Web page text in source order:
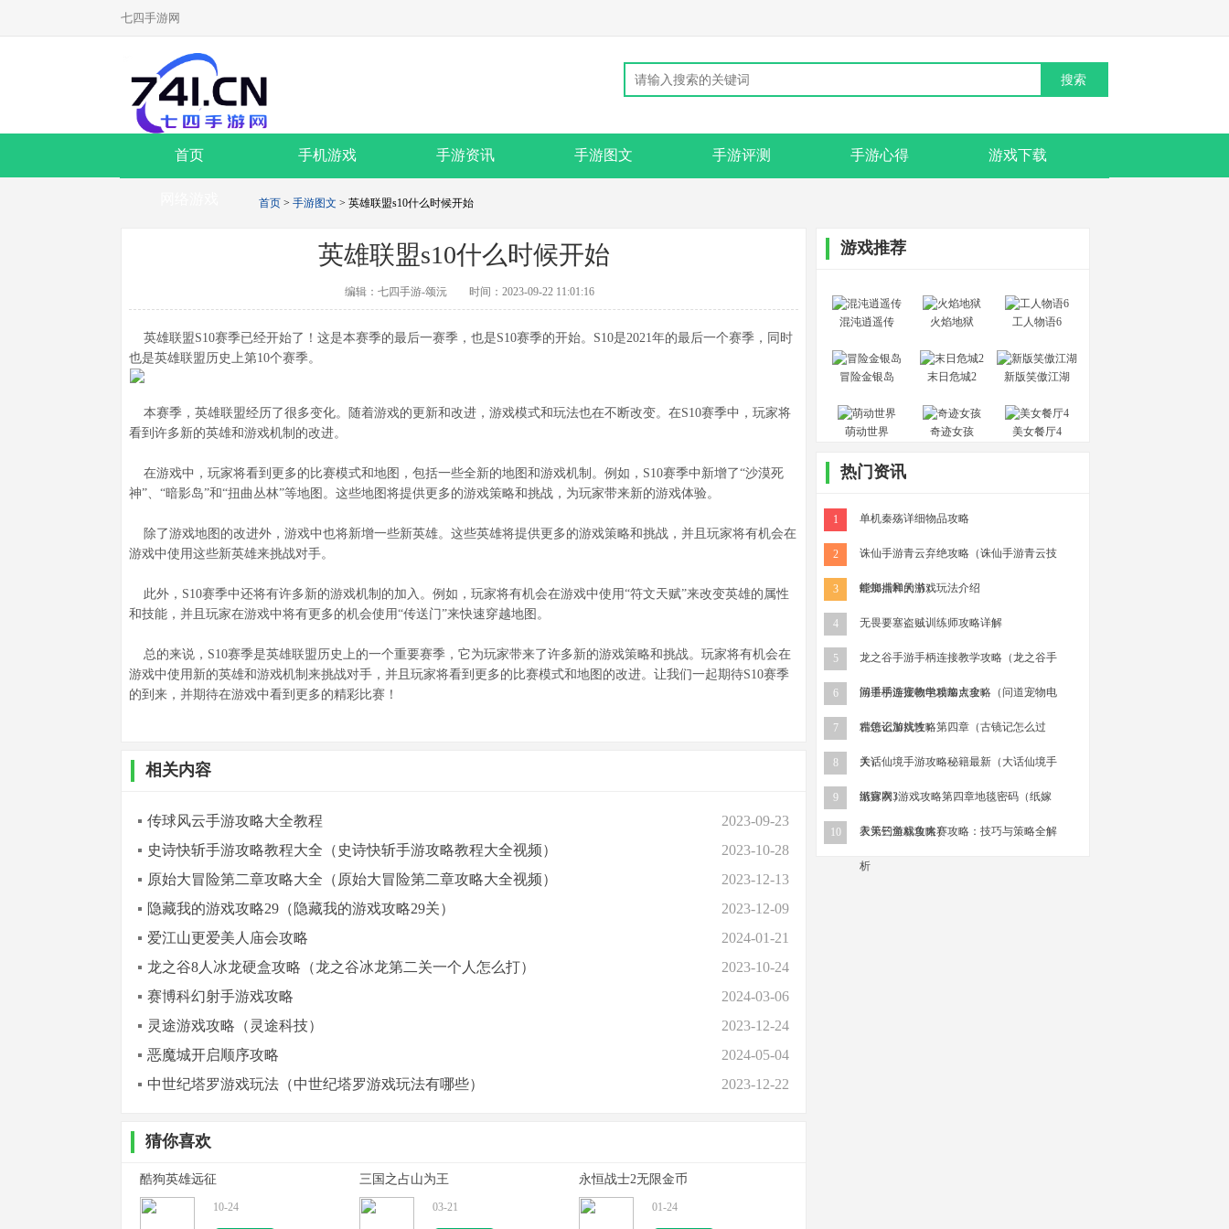
七四手游网
首页 手机游戏 手游资讯 手游图文 手游评测 手游心得 游戏下载
首页 > 手游图文 > 英雄联盟s10什么时候开始
英雄联盟s10什么时候开始
编辑：七四手游-颂沅 时间：2023-09-22 11:01:16
英雄联盟S10赛季已经开始了！这是本赛季的最后一赛季，也是S10赛季的开始。S10是2021年的最后一个赛季，同时
也是英雄联盟历史上第10个赛季。
本赛季，英雄联盟经历了很多变化。随着游戏的更新和改进，游戏模式和玩法也在不断改变。在S10赛季中，玩家将
看到许多新的英雄和游戏机制的改进。
在游戏中，玩家将看到更多的比赛模式和地图，包括一些全新的地图和游戏机制。例如，S10赛季中新增了“沙漠死
神”、“暗影岛”和“扭曲丛林”等地图。这些地图将提供更多的游戏策略和挑战，为玩家带来新的游戏体验。
除了游戏地图的改进外，游戏中也将新增一些新英雄。这些英雄将提供更多的游戏策略和挑战，并且玩家将有机会在
游戏中使用这些新英雄来挑战对手。
此外，S10赛季中还将有许多新的游戏机制的加入。例如，玩家将有机会在游戏中使用“符文天赋”来改变英雄的属性
和技能，并且玩家在游戏中将有更多的机会使用“传送门”来快速穿越地图。
总的来说，S10赛季是英雄联盟历史上的一个重要赛季，它为玩家带来了许多新的游戏策略和挑战。玩家将有机会在
游戏中使用新的英雄和游戏机制来挑战对手，并且玩家将看到更多的比赛模式和地图的改进。让我们一起期待S10赛季
的到来，并期待在游戏中看到更多的精彩比赛！
相关内容
传球风云手游攻略大全教程
2023-09-23
史诗快斩手游攻略教程大全（史诗快斩手游攻略教程大全视频）
2023-10-28
原始大冒险第二章攻略大全（原始大冒险第二章攻略大全视频）
2023-12-13
隐藏我的游戏攻略29（隐藏我的游戏攻略29关）
2023-12-09
爱江山更爱美人庙会攻略
2024-01-21
龙之谷8人冰龙硬盒攻略（龙之谷冰龙第二关一个人怎么打）
2023-10-24
赛博科幻射手游戏攻略
2024-03-06
灵途游戏攻略（灵途科技）
2023-12-24
恶魔城开启顺序攻略
2024-05-04
中世纪塔罗游戏玩法（中世纪塔罗游戏玩法有哪些）
2023-12-22
猜你喜欢
酷狗英雄远征
10-24
三国之占山为王
03-21
永恒战士2无限金币
01-24
游戏推荐
混沌逍遥传 火焰地狱 工人物语6
冒险金银岛 末日危城2 新版笑傲江湖
萌动世界 奇迹女孩 美女餐厅4
热门资讯
1 单机秦殇详细物品攻略
2 诛仙手游青云弃绝攻略（诛仙手游青云技
能加点和天书）
3 螳螂捕蝉的游戏玩法介绍
4 无畏要塞盗贼训练师攻略详解
5 龙之谷手游手柄连接教学攻略（龙之谷手
游手柄连接教学攻略大全）
6 问道手游宠物电精加点攻略（问道宠物电
精怎么加抗性）
7 古镜记游戏攻略第四章（古镜记怎么过
关）
8 大话仙境手游攻略秘籍最新（大话仙境手
游官网）
9 纸嫁衣3游戏攻略第四章地毯密码（纸嫁
衣第三游戏攻略）
10 天天钓鱼标鱼大赛攻略：技巧与策略全解
析